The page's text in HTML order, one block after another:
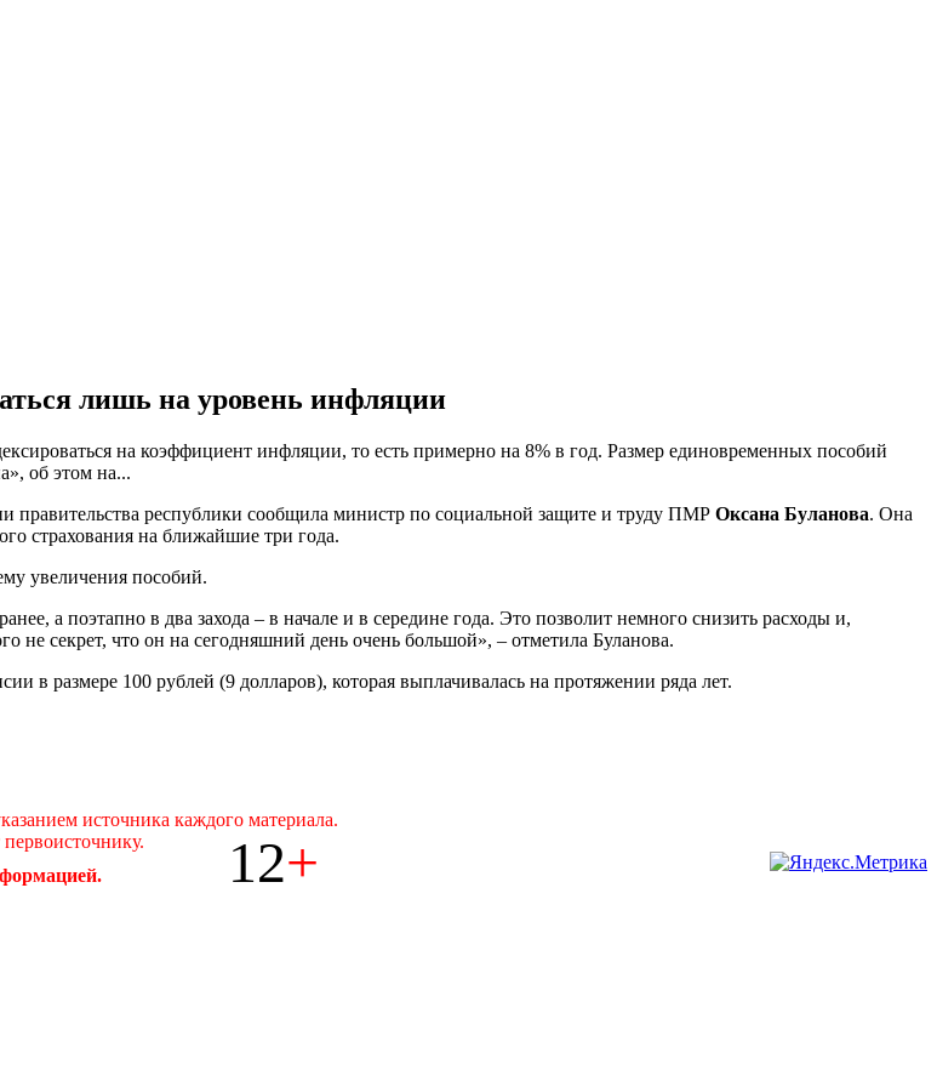
лишь на уровень инфляции
на коэффициент инфляции, то есть примерно на 8% в год. Размер единовременных пособий
об этом на...
правительства республики сообщила министр по социальной защите и труду ПМР Оксана Буланова. Она
страхования на ближайшие три года.
увеличения пособий.
а поэтапно в два захода – в начале и в середине года. Это позволит немного снизить расходы и,
не секрет, что он на сегодняшний день очень большой», – отметила Буланова.
в размере 100 рублей (9 долларов), которая выплачивалась на протяжении ряда лет.
источника каждого материала.
12+